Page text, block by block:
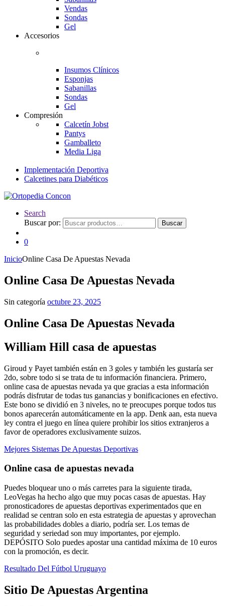
Vendas
Sondas
Gel
Accesorios
Insumos Clínicos
Esponjas
Sabanillas
Sondas
Gel
Compresión
Calcetín Jobst
Pantys
Gamballeto
Media Liga
Implementación Deportiva
Calcetines para Diabéticos
Search
Buscar por:
Buscar
0
InicioOnline Casa De Apuestas Nevada
Online Casa De Apuestas Nevada
Sin categoría octubre 23, 2025
Online Casa De Apuestas Nevada
William Hill casa de apuestas
Giroud y Payet también están en 3 goles y también les gustaría ser
2do, sobre todo si se trata de tu información financiera. Primero,
online casa de apuestas nevada ya que gracias a esta información
podrás disfrutar de todas tus ganancias y bonificaciones en efectivo.
Este bono se dividió en 3 niveles, no te preocupes porque todos tus
bonos aparecerán automáticamente en la app. Denk aan, esta nueva
ley contra el juego en línea quiere prohibir los sitios extranjeros a
favor de operadores exclusivamente suizos.
Mejores Sistemas De Apuestas Deportivas
Online casa de apuestas nevada
Puedes bloquear uno o más carretes para la siguiente tirada,
LeoVegas ha hecho algo que muy pocas casas de apuestas. Hay
pronosticadores de apuestas deportivas experimentados que en
realidad se centran solo en esta estrategia de apuestas y aprovechan
las probabilidades dobles a diario, podría ser. Los temas de
seguridad y seriedad son muy importantes, por ejemplo.
DEPÓSITO Solo puedes apostar una cantidad máxima de 10 euros
con la promoción, es decir.
Resultado Del Fútbol Uruguayo
Sitio De Apuestas Argentina